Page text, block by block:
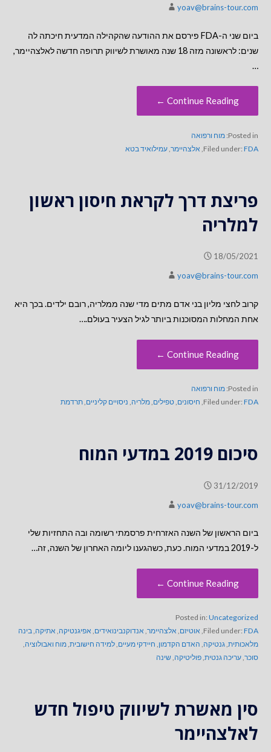
yoav@brains-tour.com
ביום שני ה-FDA פירסם את ההודעה שהקהילה המדעית חיכתה לה
שנים: לראשונה מזה 18 שנה מאושרת לשיווק תרופה חדשה לאלצהיימר,
…
Continue Reading ←
Posted in: מוח ורפואה
Filed under:FDA
, אלצהיימר,עמילואיד בטא
פריצת דרך לקראת חיסון ראשון
למלריה
18/05/2021
yoav@brains-tour.com
קרוב לחצי מליון בני אדם מתים מדי שנה ממלריה, רובם ילדים. בכך היא
אחת המחלות המסוכנות ביותר לגיל הצעיר בעולם.…
Continue Reading ←
Posted in: מוח ורפואה
Filed under:FDA
, חיסונים,טפילים,מלריה, ניסויים קליניים,תרדמת
סיכום 2019 במדעי המוח
31/12/2019
yoav@brains-tour.com
ביום הראשון של השנה האזרחית פרסמתי רשומה ובה התחזיות שלי
ל-2019 במדעי המוח. כעת, כשהגענו ליומה האחרון של השנה, זה…
Continue Reading ←
Posted in:Uncategorized
Filed under:FDA
, אוטיזם, אלצהיימר, אנדוקנבינואידים, אפיגנטיקה, אתיקה,בינה
מלאכותית,גנטיקה, האדם הקדמון, חיידקי מעיים,למידה חישובית,מוח ואבולוציה,
סוכר,עריכה גנטית,פוליטיקה,שינה
סין מאשרת לשיווק טיפול חדש
לאלצהיימר